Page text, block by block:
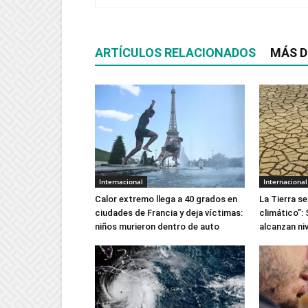
ARTÍCULOS RELACIONADOS MÁS
Internacional
Calor extremo llega a 40 grados en
ciudades de Francia y deja víctimas:
niños murieron dentro de auto
Internacional
La Tierra
climático”:
alcanzan